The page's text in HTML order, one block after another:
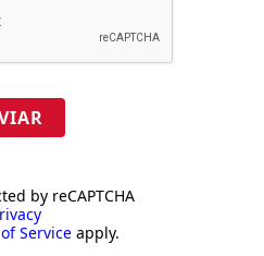
by reCAPTCHA
Service apply.